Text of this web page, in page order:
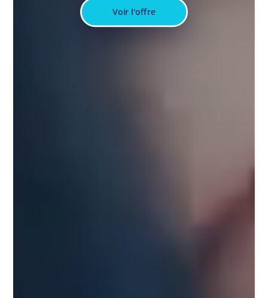
Voir l'offre